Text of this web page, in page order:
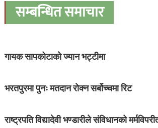
सम्बन्धित समाचार
गायक सापकोटाको ज्यान भट्टीमा
भरतपुरमा पुनः मतदान रोक्न सर्बोच्चमा रिट
राष्ट्रपति विद्यादेवी भण्डारीले संविधानको